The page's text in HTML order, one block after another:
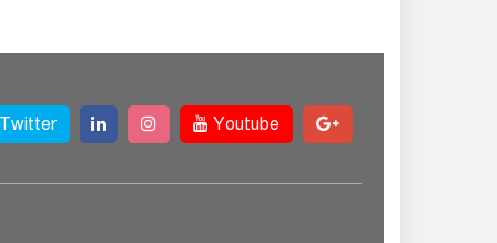
Twitter Youtube